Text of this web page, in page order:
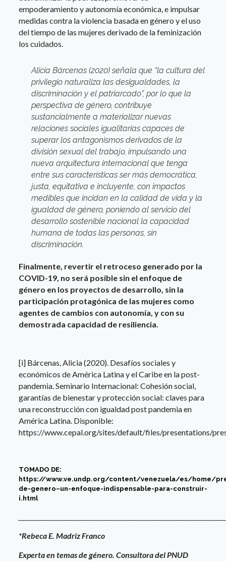
empoderamiento y autonomía económica, e impulsar
medidas contra la violencia basada en género y el uso
del tiempo de las mujeres derivado de la feminización
los cuidados.
Alicia Bárcenas (2020) señala que “la cultura del
privilegio naturaliza las desigualdades, la
discriminación y el patriarcado”, por lo que la
perspectiva de género, contribuye
sustancialmente a materializar nuevas
relaciones sociales igualitarias capaces de
superar los antagonismos derivados de la
división sexual del trabajo, impulsando una
nueva arquitectura internacional que tenga
entre sus características ser más democrática,
justa, equitativa e incluyente, con impactos
medibles que incidan en la calidad de vida y la
igualdad de género, poniendo al servicio del
desarrollo sostenible nacional la capacidad
humana de todas las personas, sin
discriminación.
Finalmente, revertir el retroceso generado por la
COVID-19, no será posible sin el enfoque de
género en los proyectos de desarrollo, sin la
participación protagónica de las mujeres como
agentes de cambios con autonomía, y con su
demostrada capacidad de resiliencia.
[i] Bárcenas, Alicia (2020). Desafíos sociales y
económicos de América Latina y el Caribe en la post-
pandemia. Seminario Internacional: Cohesión social,
garantías de bienestar y protección social: claves para
una reconstrucción con igualdad post pandemia en
América Latina. Disponible:
https://www.cepal.org/sites/default/files/presentations/
TOMADO DE:
https://www.ve.undp.org/content/venezuela/es/home/
de-genero–un-enfoque-indispensable-para-construir-
i.html
*Rebeca E. Madriz Franco
Experta en temas de género. Consultora del PNUD